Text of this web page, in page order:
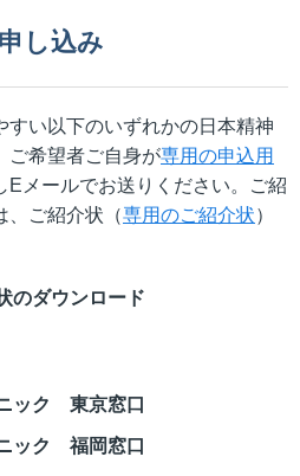
し込み
すい以下のいずれかの日本精神
ご希望者ご自身が専用の申込用
Eメールでお送りください。ご紹
、ご紹介状（専用のご紹介状）
のダウンロード
ック 東京窓口
ック 福岡窓口